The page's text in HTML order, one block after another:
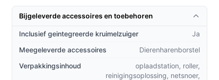
schoonmaken, deze stofzuiger is een uitstekende
keuze.
Praktische voordelen t.o.v. alternatieven
stofzuigers op de markt?
Bijgeleverde accessoires en toebehoren
Inclusief geintegreerde kruimelzuiger
Ja
Meegeleverde accessoires
Dierenharenborstel
Verpakkingsinhoud
oplaadstation, roller,
reinigingsoplossing, netsnoer,